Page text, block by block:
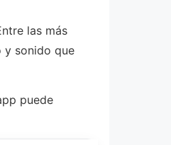
las más
y sonido que
puede